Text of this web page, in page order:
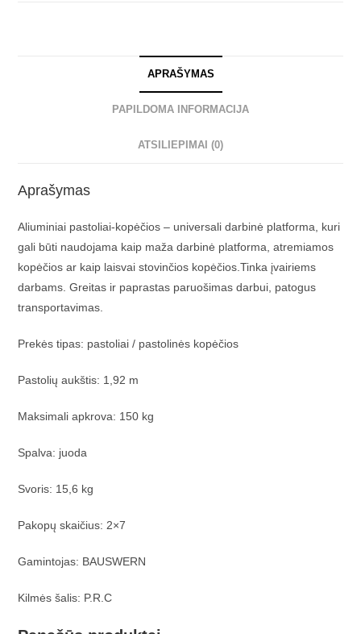
APRAŠYMAS
PAPILDOMA INFORMACIJA
ATSILIEPIMAI (0)
Aprašymas
Aliuminiai pastoliai-kopėčios – universali darbinė platforma, kuri
gali būti naudojama kaip maža darbinė platforma, atremiamos
kopėčios ar kaip laisvai stovinčios kopėčios.Tinka įvairiems
darbams. Greitas ir paprastas paruošimas darbui, patogus
transportavimas.
Prekės tipas: pastoliai / pastolinės kopėčios
Pastolių aukštis: 1,92 m
Maksimali apkrova: 150 kg
Spalva: juoda
Svoris: 15,6 kg
Pakopų skaičius: 2×7
Gamintojas: BAUSWERN
Kilmės šalis: P.R.C